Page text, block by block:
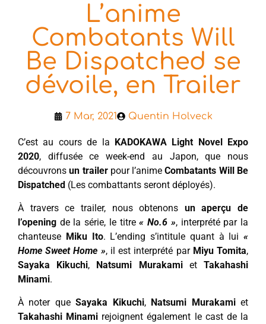
L’anime
Combatants Will
Be Dispatched se
dévoile, en Trailer
7 Mar, 2021 Quentin Holveck
C’est au cours de la KADOKAWA Light Novel Expo
2020, diffusée ce week-end au Japon, que nous
découvronsun trailerpour l’animeCombatants Will Be
Dispatched (Les combattants seront déployés).
À travers ce trailer, nous obtenons un aperçu de
l’opening de la série, le titre« No.6 », interprété par la
chanteuse Miku Ito. L’ending s’intitule quant à lui «
Home Sweet Home », il est interprété par Miyu Tomita,
Sayaka Kikuchi, Natsumi MurakamietTakahashi
Minami.
À noter queSayaka Kikuchi, Natsumi Murakamiet
Takahashi Minami rejoignent également le cast de la